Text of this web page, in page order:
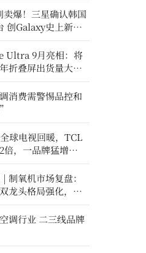
爆！三星确认韩国
创Galaxy史上新纪
Ultra 9月亮相：将
折叠屏出货量大涨
消费需警惕品控和
球电视回暖，TCL
倍，一品牌猛增
制氧机市场复盘：
龙头格局强化，大
进一步打开
调行业 二三线品牌